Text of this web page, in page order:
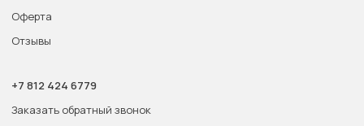
Оферта
Отзывы
+7 812 424 6779
Заказать обратный звонок